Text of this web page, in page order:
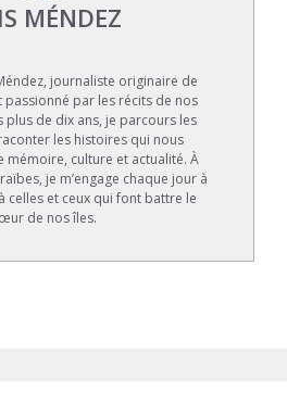
MÉNDEZ
journaliste originaire de
passionné par les récits de nos
de dix ans, je parcours les
les histoires qui nous
mémoire, culture et actualité. À
je m’engage chaque jour à
celles et ceux qui font battre le
de nos îles.